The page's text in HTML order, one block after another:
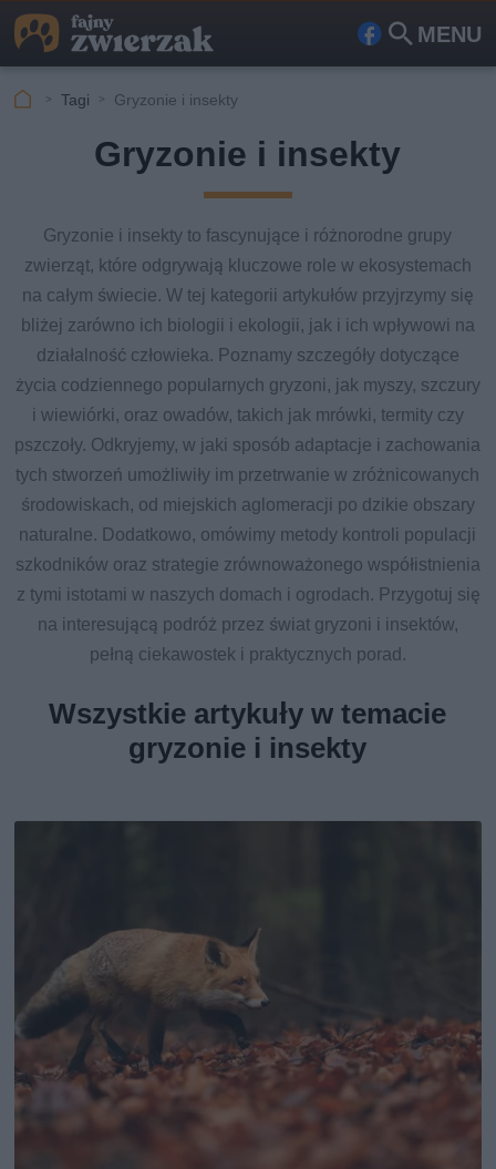
MENU
Fa Szu
Tagi Gryzonie i insekty
Gryzonie i insekty
Gryzonie i insekty to fascynujące i różnorodne grupy
zwierząt, które odgrywają kluczowe role w ekosystemach
na całym świecie. W tej kategorii artykułów przyjrzymy się
bliżej zarówno ich biologii i ekologii, jak i ich wpływowi na
działalność człowieka. Poznamy szczegóły dotyczące
życia codziennego popularnych gryzoni, jak myszy, szczury
i wiewiórki, oraz owadów, takich jak mrówki, termity czy
pszczoły. Odkryjemy, w jaki sposób adaptacje i zachowania
tych stworzeń umożliwiły im przetrwanie w zróżnicowanych
środowiskach, od miejskich aglomeracji po dzikie obszary
naturalne. Dodatkowo, omówimy metody kontroli populacji
szkodników oraz strategie zrównoważonego współistnienia
z tymi istotami w naszych domach i ogrodach. Przygotuj się
na interesującą podróż przez świat gryzoni i insektów,
pełną ciekawostek i praktycznych porad.
Wszystkie artykuły w temacie
gryzonie i insekty